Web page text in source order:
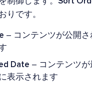
りです。
– コンテンツが公開さ
Date – コンテンツが
表示されます